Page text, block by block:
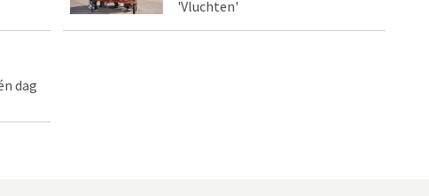
'Vluchten'
dag